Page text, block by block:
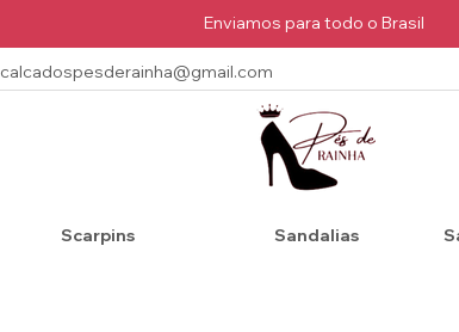
Enviamos para todo o Brasil
calcadospesderainha@gmail.com
Scarpins Sandalias